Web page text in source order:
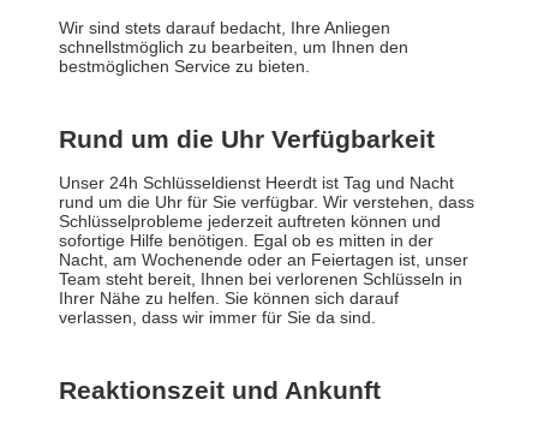
Wir sind stets darauf bedacht, Ihre Anliegen
schnellstmöglich zu bearbeiten, um Ihnen den
bestmöglichen Service zu bieten.
Rund um die Uhr Verfügbarkeit
Unser 24h Schlüsseldienst Heerdt ist Tag und Nacht
rund um die Uhr für Sie verfügbar. Wir verstehen, dass
Schlüsselprobleme jederzeit auftreten können und
sofortige Hilfe benötigen. Egal ob es mitten in der
Nacht, am Wochenende oder an Feiertagen ist, unser
Team steht bereit, Ihnen bei verlorenen Schlüsseln in
Ihrer Nähe zu helfen. Sie können sich darauf
verlassen, dass wir immer für Sie da sind.
Reaktionszeit und Ankunft